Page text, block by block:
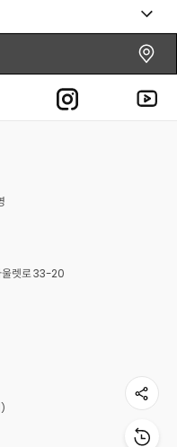
울렛로 33-20